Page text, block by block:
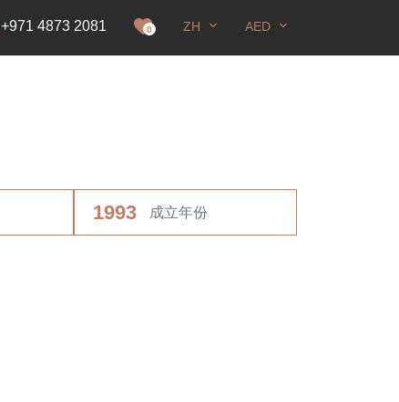
+971 4873 2081 0 ZH AED
1993 成立年份